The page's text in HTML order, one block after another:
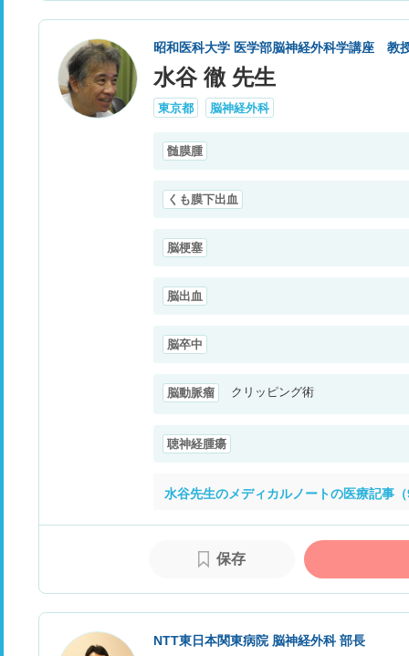
昭和医科大学 医学部脳神経外科学講座 教
水谷 徹 先生
東京都 脳神経外科
髄膜腫
くも膜下出血
脳梗塞
脳出血
脳卒中
脳動脈瘤 クリッピング術
聴神経腫瘍
水谷先生のメディカルノートの医療記事
保存
NTT東日本関東病院 脳神経外科 部長